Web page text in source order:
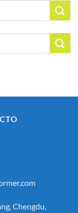
Chengdu,